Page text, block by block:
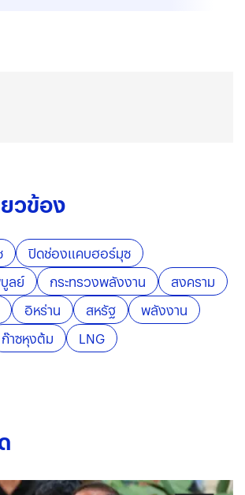
วข้อง
ปิดช่องแคบฮอร์มุซ
ลย์
กระทรวงพลังงาน
สงคราม
อิหร่าน สหรัฐ
พลังงาน
ก๊าซหุงต้ม LNG